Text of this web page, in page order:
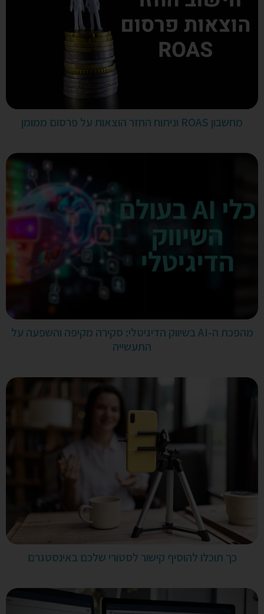
מחשבון ROAS וניתוח החזר הוצאות על פרסום ממומן
מהפכת ה-AI בשיווק הדיגיטלי: סקירה מקיפה והשפעה על
התעשייה
כך תוכלו להוסיף קישור לסטורי שלכם באינסטגרם